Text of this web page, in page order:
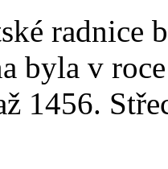
radnice
byla v
1456.